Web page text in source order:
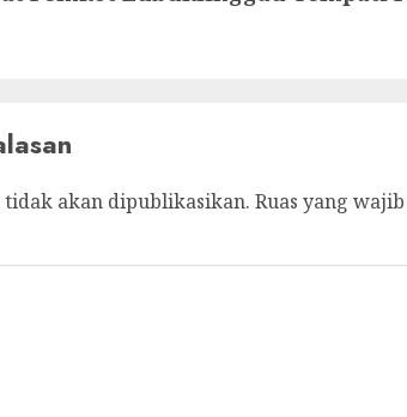
akan dipublikasikan. Ruas yang